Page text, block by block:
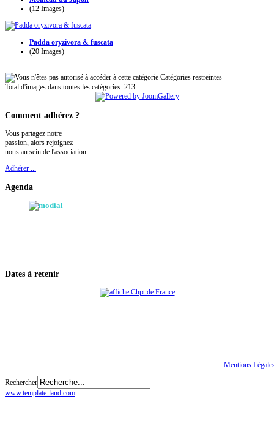
(12 Images)
Padda oryzivora & fuscata
(20 Images)
Catégories restreintes
Total d'images dans toutes les catégories: 213
Comment adhérez ?
Vous partagez notre
passion, alors rejoignez
nous au sein de l'association
Adhérer ...
Agenda
Dates à retenir
Mentions
Rechercher
www.template-land.com